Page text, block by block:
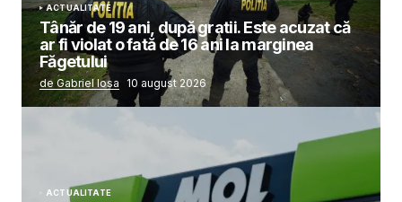
ACTUALITATE
Tânăr de 19 ani, după gratii. Este acuzat că
ar fi violat o fată de 16 ani la marginea
Făgetului
de Gabriel Iosa 10 august 2026
ACTUALITATE